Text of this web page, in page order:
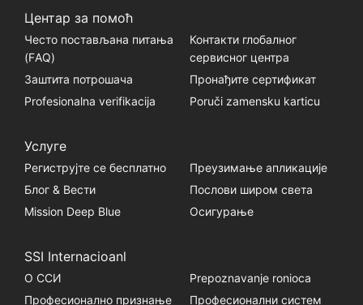
Центар за помоћ
Често постављана питања
(FАQ)
Контакти глобалног
сервисног центра
Заштита потрошача
Пронађите сертификат
Profesionalna verifikacija
Poruči zamensku karticu
Услуге
Региструјте се бесплатно
Преузимање апликације
Блог & Вести
Послови широм света
Mission Deep Blue
Осигурање
SSI Internacioanl
О ССИ
Prepoznavanje ronioca
Професионално признање
Професионални систем